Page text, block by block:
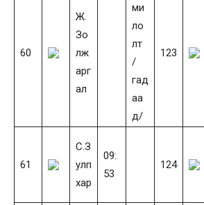
60
Ж.
Зо
лж
арг
ал
ми
ло
лт
/
гад
аа
д/
123
61
С.З
улп
хар
09:
53
124